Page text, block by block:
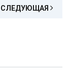
СЛЕДУЮЩАЯ